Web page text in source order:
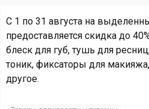
С 1 по 31 августа на
предоставляется скидка до
блеск для губ, тушь для
тоник, фиксаторы для
другое.